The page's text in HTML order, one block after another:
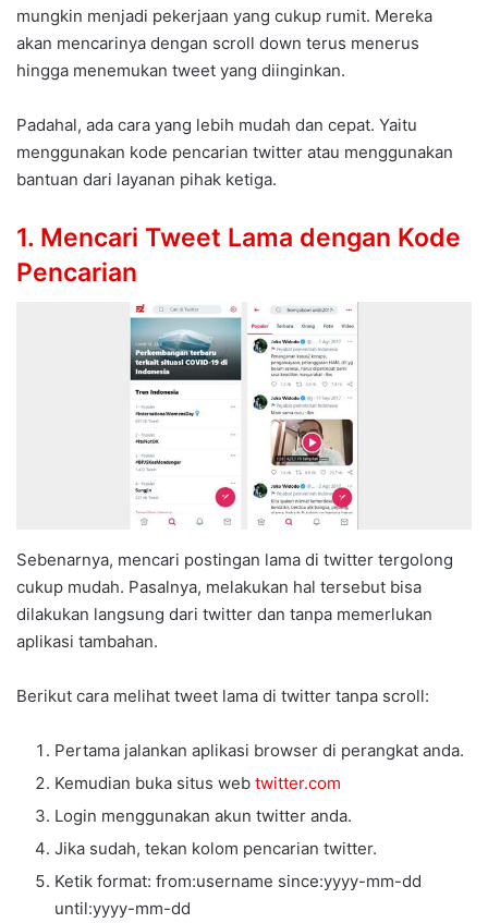
mungkin menjadi pekerjaan yang cukup rumit. Mereka
akan mencarinya dengan scroll down terus menerus
hingga menemukan tweet yang diinginkan.
Padahal, ada cara yang lebih mudah dan cepat. Yaitu
menggunakan kode pencarian twitter atau menggunakan
bantuan dari layanan pihak ketiga.
1. Mencari Tweet Lama dengan Kode
Pencarian
Sebenarnya, mencari postingan lama di twitter tergolong
cukup mudah. Pasalnya, melakukan hal tersebut bisa
dilakukan langsung dari twitter dan tanpa memerlukan
aplikasi tambahan.
Berikut cara melihat tweet lama di twitter tanpa scroll:
Pertama jalankan aplikasi browser di perangkat anda.
Kemudian buka situs web twitter.com
Login menggunakan akun twitter anda.
Jika sudah, tekan kolom pencarian twitter.
Ketik format: from:username since:yyyy-mm-dd
until:yyyy-mm-dd